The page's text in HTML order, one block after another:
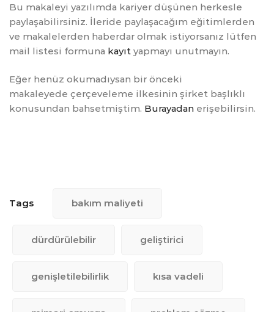
Bu makaleyi yazılımda kariyer düşünen herkesle
paylaşabilirsiniz. İleride paylaşacağım eğitimlerden
ve makalelerden haberdar olmak istiyorsanız lütfen
mail listesi formuna kayıt yapmayı unutmayın.
Eğer henüz okumadıysan bir önceki
makaleyede çerçeveleme ilkesinin şirket başlıklı
konusundan bahsetmiştim. Burayadan erişebilirsin.
Tags bakım maliyeti
dürdürülebilir geliştirici
genişletilebilirlik kısa vadeli